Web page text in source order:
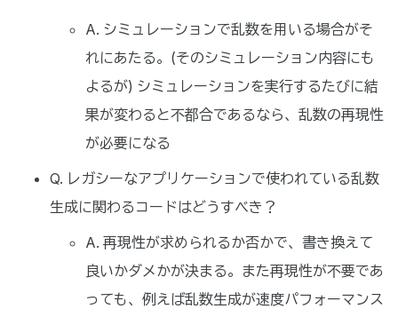
A. シミュレーションで乱数を用いる場合がそ
れにあたる。(そのシミュレーション内容にも
よるが) シミュレーションを実行するたびに結
果が変わると不都合であるなら、乱数の再現性
が必要になる
Q. レガシーなアプリケーションで使われている乱数
生成に関わるコードはどうすべき？
A. 再現性が求められるか否かで、書き換えて
良いかダメかが決まる。また再現性が不要であ
っても、例えば乱数生成が速度パフォーマンス